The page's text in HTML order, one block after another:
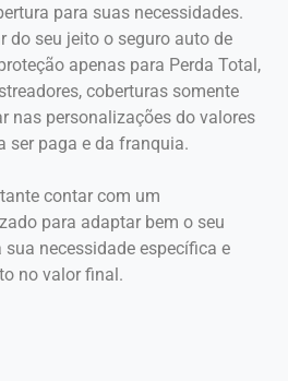
para suas necessidades.
do seu jeito o seguro auto de
apenas para Perda Total,
coberturas somente
nas personalizações do valores
ser paga e da franquia.
contar com um
para adaptar bem o seu
necessidade específica e
no valor final.